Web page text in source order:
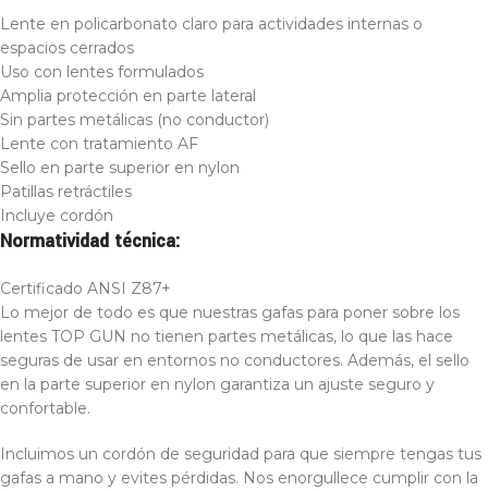
Lente en policarbonato claro para actividades internas o
espacios cerrados
Uso con lentes formulados
Amplia protección en parte lateral
Sin partes metálicas (no conductor)
Lente con tratamiento AF
Sello en parte superior en nylon
Patillas retráctiles
Incluye cordón
Normatividad técnica:
Certificado ANSI Z87+
Lo mejor de todo es que nuestras gafas para poner sobre los
lentes TOP GUN no tienen partes metálicas, lo que las hace
seguras de usar en entornos no conductores. Además, el sello
en la parte superior en nylon garantiza un ajuste seguro y
confortable.
Incluimos un cordón de seguridad para que siempre tengas tus
gafas a mano y evites pérdidas. Nos enorgullece cumplir con la